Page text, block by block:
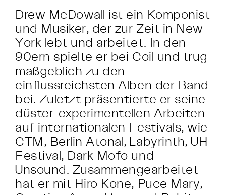
Drew McDowall ist ein Komponist
und Musiker, der zur Zeit in New
York lebt und arbeitet. In den
90ern spielte er bei Coil und trug
maßgeblich zu den
einflussreichsten Alben der Band
bei. Zuletzt präsentierte er seine
düster-experimentellen Arbeiten
auf internationalen Festivals, wie
CTM, Berlin Atonal, Labyrinth, UH
Festival, Dark Mofo und
Unsound. Zusammengearbeitet
hat er mit Hiro Kone, Puce Mary,